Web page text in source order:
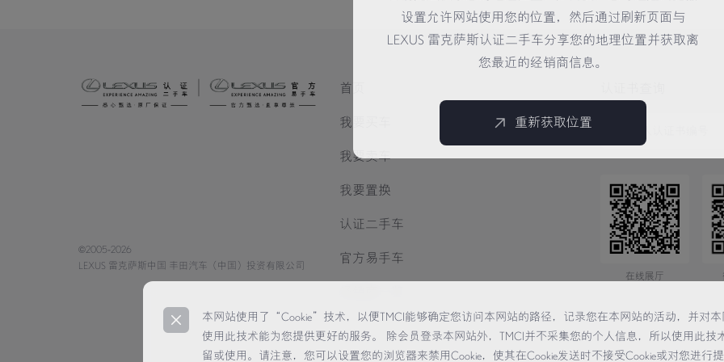
本网站使用了“Cookie”技术，以便TMCI能够确定您访问本网站的路径，记录您在本网站的活动，并对
使用此技术能为您提供更好的服务。 除会员登录本网站外，TMCI并不采集您的个人信息，所以使用此技
留或使用。请注意，您可以设置您的浏览器来禁用Cookie，使其在Cookie发送时不接受Cookie或对您进行
设置允许网站使用您的位置，然后通过刷新页面与
LEXUS 雷克萨斯认证二手车分享您的地理位置并获取离
您最近的经销商信息。
重新获取位置
©2005-2026
LEXUS 雷克萨斯中国 丰田汽车（中国）投资有限公司
首页
我要买车
我要卖车
我要置换
认证二手车
官方易手车
在线展厅